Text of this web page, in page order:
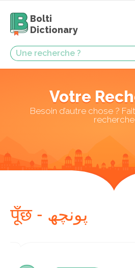
Bolti
Dictionary
Votre
Besoin d’autre chose ?
recherche
पूँछ - پونچھ